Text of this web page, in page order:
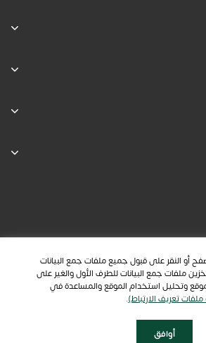
أو النقر على قبول جميع ملفات جمع البيانات
ملفات جمع البيانات للطرف الأول والغير على
وتحليل استخدام الموقع والمساعدة في
ملفات تعريف الارتباط).
أوافق